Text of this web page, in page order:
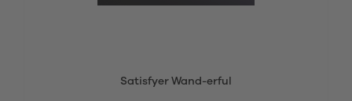
Satisfyer Wand-erful